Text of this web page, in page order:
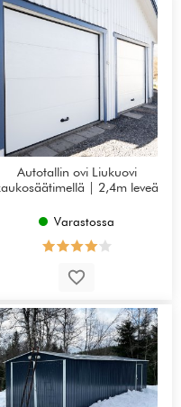
Autotallin ovi Liukuovi
| 2,4m leveä
Varastossa